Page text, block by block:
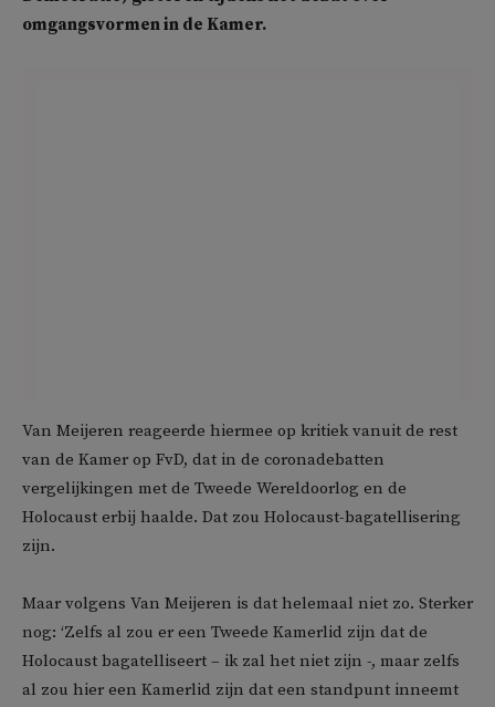
omgangsvormen in de Kamer.
Van Meijeren reageerde hiermee op kritiek vanuit de rest
van de Kamer op FvD, dat in de coronadebatten
vergelijkingen met de Tweede Wereldoorlog en de
Holocaust erbij haalde. Dat zou Holocaust-bagatellisering
zijn.
Maar volgens Van Meijeren is dat helemaal niet zo. Sterker
nog: ‘Zelfs al zou er een Tweede Kamerlid zijn dat de
Holocaust bagatelliseert – ik zal het niet zijn -, maar zelfs
al zou hier een Kamerlid zijn dat een standpunt inneemt